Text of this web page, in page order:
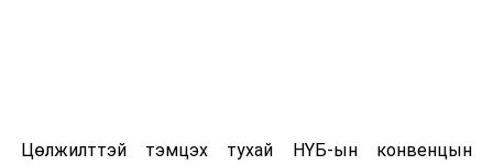
Цөлжилттэй тэмцэх тухай НҮБ-ын конвенцын